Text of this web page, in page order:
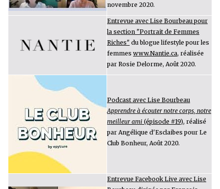
novembre 2020.
Entrevue avec Lise Bourbeau pour
la section "Portrait de Femmes
Riches" du blogue lifestyle pour les
femmes www.Nantie.ca, réalisée
par Rosie Delorme, Août 2020.
Podcast avec Lise Bourbeau
Apprendre à écouter notre corps, notre
meilleur ami (épisode #19), réalisé
par Angélique d'Esclaibes pour Le
Club Bonheur, Août 2020.
Entrevue Facebook Live avec Lise